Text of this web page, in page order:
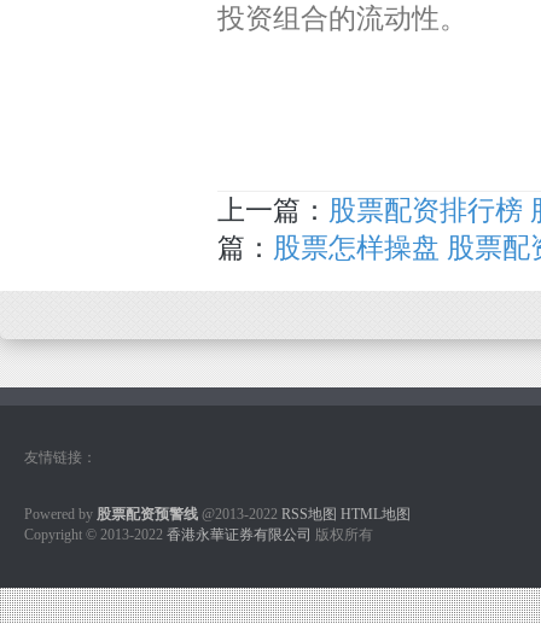
投资组合的流动性。
上一篇： 股票配资排行榜
篇： 股票怎样操盘 股票
友情链接：
Powered by 股票配资预警线 @2013-2022 RSS地图 HTML地图
Copyright © 2013-2022 香港永華证券有限公司 版权所有